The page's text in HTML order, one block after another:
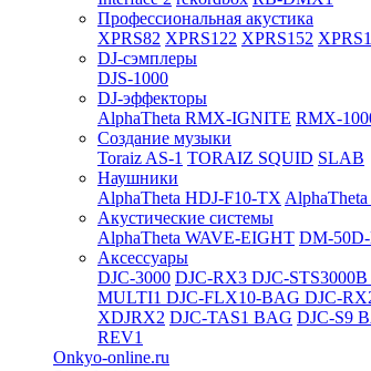
Профессиональная акустика
XPRS82 XPRS122 XPRS152
DJ-сэмплеры
DJS-1000
DJ-эффекторы
AlphaTheta RMX-IGNITE RMX-
Создание музыки
Toraiz AS-1 TORAIZ SQUID SLAB
Наушники
AlphaTheta HDJ-F10-TX
Акустические системы
AlphaTheta WAVE-EIGHT DM-
Аксессуары
DJC-3000 DJC-RX3 DJC-STS3000B
MULTI1 DJC-FLX10-BAG DJC-
XDJRX2 DJC-TAS1 BAG DJC-S9
REV1
Onkyo-online.ru